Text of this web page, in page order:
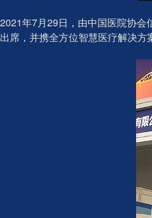
2021年7月29日，由中国医院协会
出席，并携全方位智慧医疗解决方